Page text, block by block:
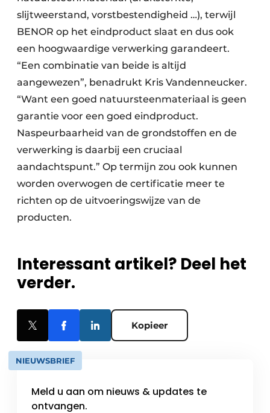
slijtweerstand, vorstbestendigheid …), terwijl
BENOR op het eindproduct slaat en dus ook
een hoogwaardige verwerking garandeert.
“Een combinatie van beide is altijd
aangewezen”, benadrukt Kris Vandenneucker.
“Want een goed natuursteenmateriaal is geen
garantie voor een goed eindproduct.
Naspeurbaarheid van de grondstoffen en de
verwerking is daarbij een cruciaal
aandachtspunt.” Op termijn zou ook kunnen
worden overwogen de certificatie meer te
richten op de uitvoeringswijze van de
producten.
Interessant artikel? Deel het
verder.
Kopieer
NIEUWSBRIEF
Meld u aan om nieuws & updates te
ontvangen.